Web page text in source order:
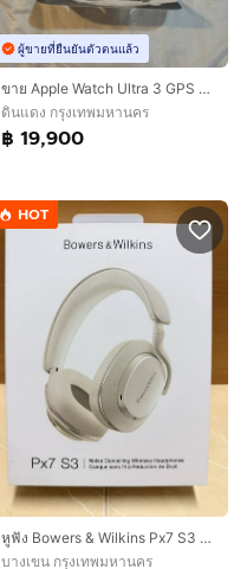
ผู้ขายที่ยืนยันตัวตนแล้ว
ขาย Apple Watch Ultra 3 GPS + Cellular 49mmNatural Titanium เครื่องศูนย์ไทย
ดินแดง กรุงเทพมหานคร
฿ 19,900
HOT
หูฟัง Bowers & Wilkins Px7 S3 สี Canvas White สภาพสวย 99% ไร้ริ้วรอย
บางเขน กรุงเทพมหานคร